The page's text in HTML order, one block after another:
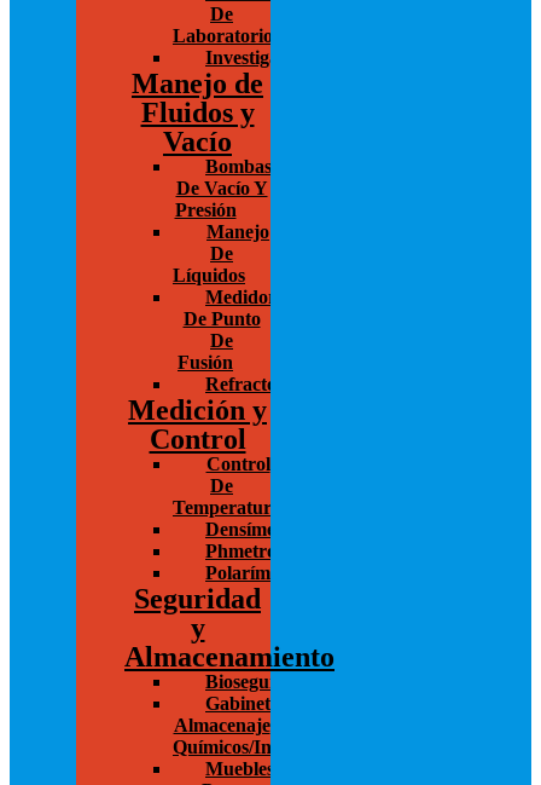
De
Laboratorios
Investigación
Manejo de
Fluidos y
Vacío
Bombas
De Vacío Y
Presión
Manejo
De
Líquidos
Medidores
De Punto
De
Fusión
Refractómetro
Medición y
Control
Control
De
Temperatura
Densímetros
Phmetros
Polarímetros
Seguridad
y
Almacenamiento
Bioseguridad
Gabinetes
Almacenaje
Químicos/Inflamables
Muebles